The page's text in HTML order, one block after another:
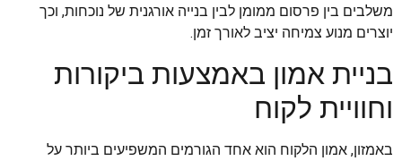
משלבים בין פרסום ממומן לבין בנייה אורגנית של נוכחות, וכך
יוצרים מנוע צמיחה יציב לאורך זמן.
בניית אמון באמצעות ביקורות
וחוויית לקוח
באמזון, אמון הלקוח הוא אחד הגורמים המשפיעים ביותר על